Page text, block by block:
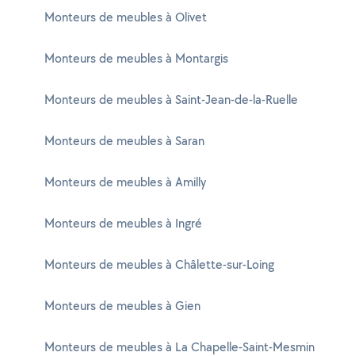
Monteurs de meubles à Olivet
Monteurs de meubles à Montargis
Monteurs de meubles à Saint-Jean-de-la-Ruelle
Monteurs de meubles à Saran
Monteurs de meubles à Amilly
Monteurs de meubles à Ingré
Monteurs de meubles à Châlette-sur-Loing
Monteurs de meubles à Gien
Monteurs de meubles à La Chapelle-Saint-Mesmin